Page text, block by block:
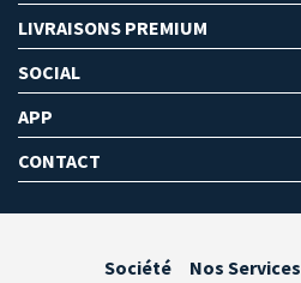
LIVRAISONS PREMIUM
SOCIAL
APP
CONTACT
Société Nos Services